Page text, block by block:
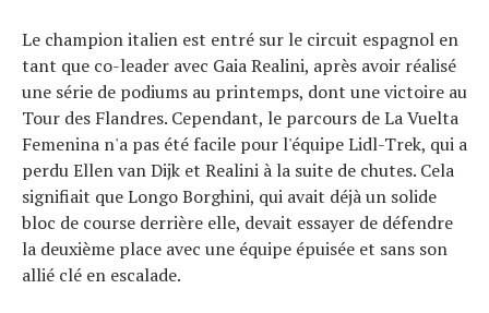
Le champion italien est entré sur le circuit espagnol en
tant que co-leader avec Gaia Realini, après avoir réalisé
une série de podiums au printemps, dont une victoire au
Tour des Flandres. Cependant, le parcours de La Vuelta
Femenina n'a pas été facile pour l'équipe Lidl-Trek, qui a
perdu Ellen van Dijk et Realini à la suite de chutes. Cela
signifiait que Longo Borghini, qui avait déjà un solide
bloc de course derrière elle, devait essayer de défendre
la deuxième place avec une équipe épuisée et sans son
allié clé en escalade.